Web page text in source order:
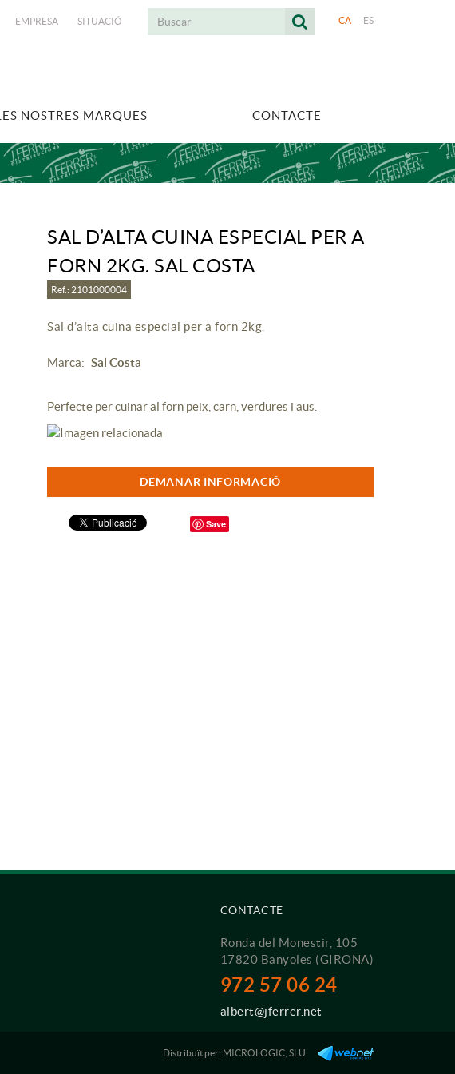
CA ES
EMPRESA SITUACIÓ
NOSTRES MARQUES CONTACTE
SAL D’ALTA CUINA ESPECIAL PER A
FORN 2KG. SAL COSTA
Ref.: 2101000004
Sal d’alta cuina especial per a forn 2kg.
Marca: Sal Costa
Perfecte per cuinar al forn peix, carn, verdures i aus.
DEMANAR INFORMACIÓ
Save
CONTACTE
Ronda del Monestir, 105
17820 Banyoles (GIRONA)
972 57 06 24
albert@jferrer.net
Distribuït per: MICROLOGIC, SLU